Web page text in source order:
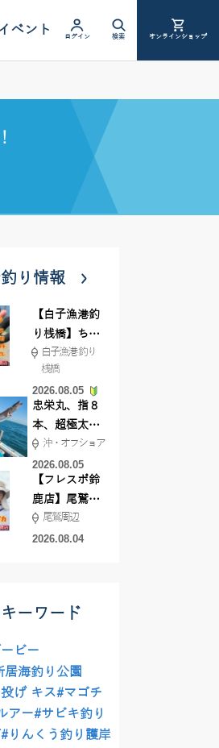
ベント ログイン 検索 オンラインショップ
り情報
【白子漁港釣
り桟橋】ちょ
い投げ釣りが
絶好調!キスや
ハゼが簡単に
釣れますよ💛
白子漁港 釣り
桟橋
2026.08.05
忠栄丸、指８
本、超極太ド
ラゴン登場！
沖・オフショア
2026.08.05
【フレスポ鈴
鹿店】尾鷲方
面にて夏イカ
エギング!!
尾鷲周辺
2026.08.04
ーワード
ビー
居海釣り公園
げ キス#マゴチ
アー#サビキ釣り
#りんくう釣り護岸